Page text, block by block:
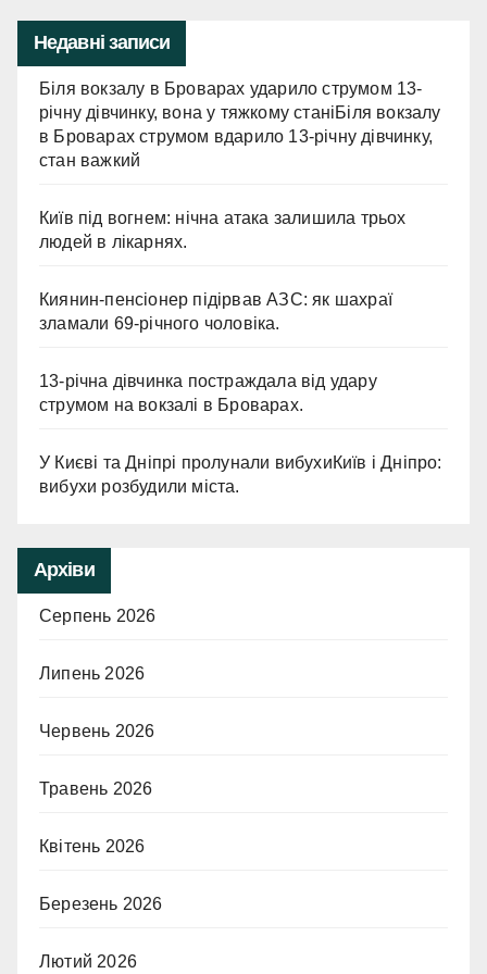
Недавні записи
Біля вокзалу в Броварах ударило струмом 13-
річну дівчинку, вона у тяжкому станіБіля вокзалу
в Броварах струмом вдарило 13-річну дівчинку,
стан важкий
Київ під вогнем: нічна атака залишила трьох
людей в лікарнях.
Киянин-пенсіонер підірвав АЗС: як шахраї
зламали 69-річного чоловіка.
13-річна дівчинка постраждала від удару
струмом на вокзалі в Броварах.
У Києві та Дніпрі пролунали вибухиКиїв і Дніпро:
вибухи розбудили міста.
Архіви
Серпень 2026
Липень 2026
Червень 2026
Травень 2026
Квітень 2026
Березень 2026
Лютий 2026